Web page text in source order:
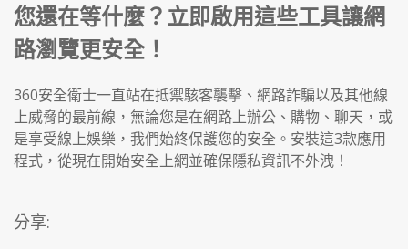
您還在等什麼？立即啟用這些工具讓網
路瀏覽更安全！
360安全衛士一直站在抵禦駭客襲擊、網路詐騙以及其他線
上威脅的最前線，無論您是在網路上辦公、購物、聊天，或
是享受線上娛樂，我們始終保護您的安全。安裝這3款應用
程式，從現在開始安全上網並確保隱私資訊不外洩！
分享: